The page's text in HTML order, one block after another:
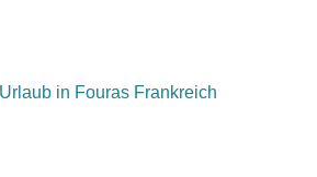
in Fouras Frankreich